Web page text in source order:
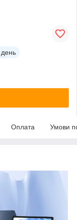
Оплата Умови